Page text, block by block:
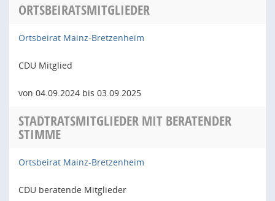
ORTSBEIRATSMITGLIEDER
Ortsbeirat Mainz-Bretzenheim
CDU Mitglied
von 04.09.2024 bis 03.09.2025
STADTRATSMITGLIEDER MIT BERATENDER
STIMME
Ortsbeirat Mainz-Bretzenheim
CDU beratende Mitglieder